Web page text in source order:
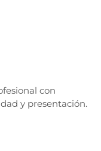
con
y presentación.